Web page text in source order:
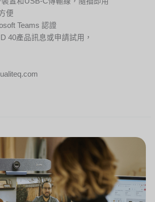
便
Teams 認證
40產品訊息或申請試用，